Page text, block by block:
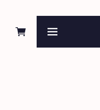
Online reserveren
Agenda